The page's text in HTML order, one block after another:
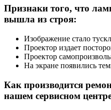
Признаки того, что
вышла из строя:
Изображение стало
Проектор издает
Проектор
На экране появились
Как производится
нашем сервисном